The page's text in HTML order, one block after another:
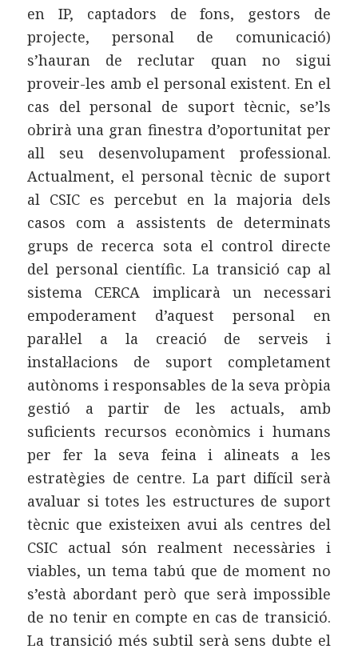
en IP, captadors de fons, gestors de
projecte, personal de comunicació)
s’hauran de reclutar quan no sigui
proveir-les amb el personal existent. En el
cas del personal de suport tècnic, se’ls
obrirà una gran finestra d’oportunitat per
all seu desenvolupament professional.
Actualment, el personal tècnic de suport
al CSIC es percebut en la majoria dels
casos com a assistents de determinats
grups de recerca sota el control directe
del personal científic. La transició cap al
sistema CERCA implicarà un necessari
empoderament d’aquest personal en
paral·lel a la creació de serveis i
instal·lacions de suport completament
autònoms i responsables de la seva pròpia
gestió a partir de les actuals, amb
suficients recursos econòmics i humans
per fer la seva feina i alineats a les
estratègies de centre. La part difícil serà
avaluar si totes les estructures de suport
tècnic que existeixen avui als centres del
CSIC actual són realment necessàries i
viables, un tema tabú que de moment no
s’està abordant però que serà impossible
de no tenir en compte en cas de transició.
La transició més subtil serà sens dubte el